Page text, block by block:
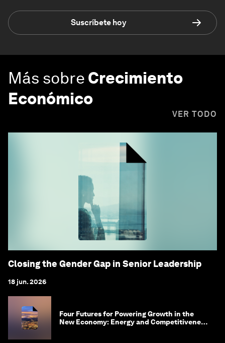
Suscríbete hoy
Más sobre Crecimiento
Económico
VER TODO
Closing the Gender Gap in Senior Leadership
18 jun. 2026
Four Futures for Powering Growth in the
New Economy: Energy and Competitiveness